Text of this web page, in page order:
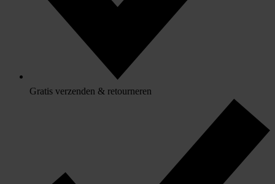
Gratis verzenden & retourneren